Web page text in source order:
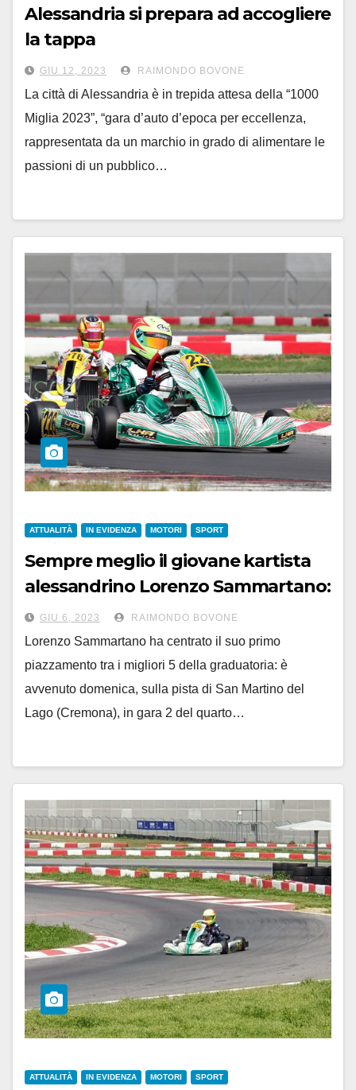
Alessandria si prepara ad accogliere
la tappa
della “1000 Miglia” il prossimo 16
giugno
GIU 12, 2023 RAIMONDO BOVONE
La città di Alessandria è in trepida attesa della “1000
Miglia 2023”, “gara d’auto d’epoca per eccellenza,
rappresentata da un marchio in grado di alimentare le
passioni di un pubblico…
ATTUALITÀ IN EVIDENZA MOTORI SPORT
Sempre meglio il giovane kartista
alessandrino Lorenzo Sammartano:
prima volta nella top 5
GIU 6, 2023 RAIMONDO BOVONE
Lorenzo Sammartano ha centrato il suo primo
piazzamento tra i migliori 5 della graduatoria: è
avvenuto domenica, sulla pista di San Martino del
Lago (Cremona), in gara 2 del quarto…
ATTUALITÀ IN EVIDENZA MOTORI SPORT